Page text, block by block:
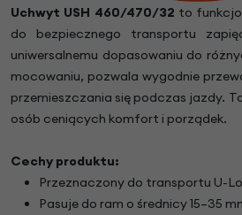
Uchwyt USH 460/470/32 to
do bezpiecznego transportu
uniwersalnemu dopasowaniu do
mocowaniu, pozwala wygodnie
przemieszczania się podczas jazdy.
osób ceniących komfort i porządek.
Cechy produktu:
Przeznaczony do transportu U-
Pasuje do ram o średnicy 15–35